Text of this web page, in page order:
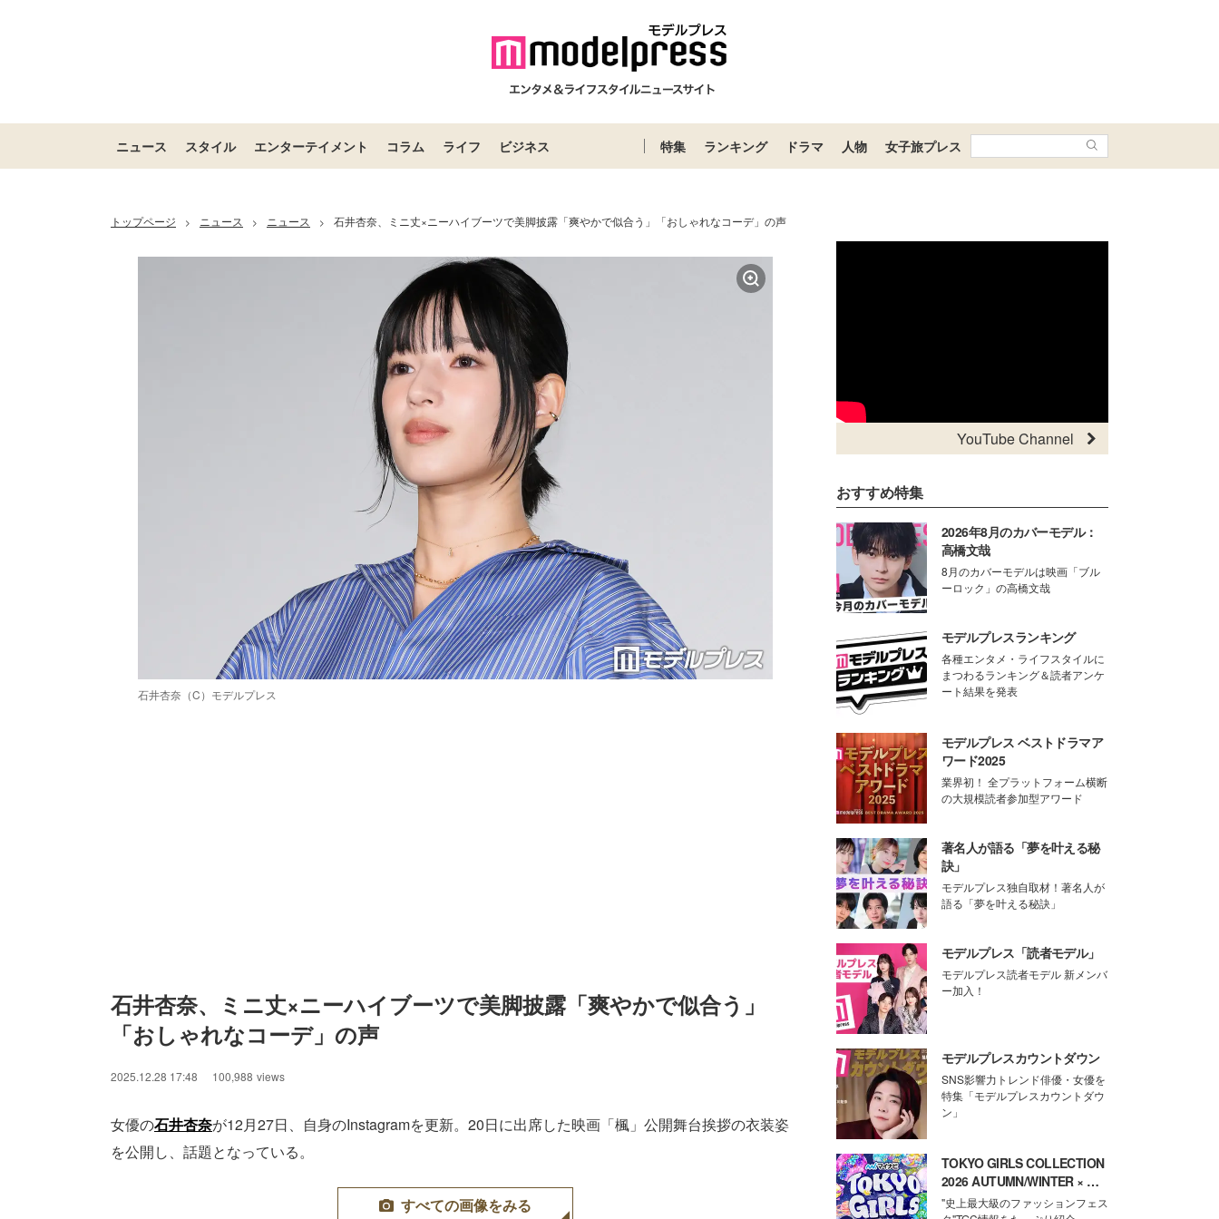
ニュース スタイル エンターテイメント コラム ライフ ビジネス 特集 ランキング ドラマ 人物 女子旅プレス
トップページ > ニュース > ニュース > 石井杏奈、ミニ丈×ニーハイブーツで美脚披露「爽やかで似合う」「おしゃれなコーデ」の声
石井杏奈（C）モデルプレス
石井杏奈、ミニ丈×ニーハイブーツで美脚披露「爽やかで似合う」
「おしゃれなコーデ」の声
2025.12.28 17:48 100,988 views
女優の石井杏奈が12月27日、自身のInstagramを更新。20日に出席した映画「楓」公開舞台挨拶の衣装姿
を公開し、話題となっている。
すべての画像をみる
YouTube Channel
おすすめ特集
2026年8月のカバーモデル：
高橋文哉
8月のカバーモデルは映画「ブル
ーロック」の高橋文哉
モデルプレスランキング
各種エンタメ・ライフスタイルに
まつわるランキング＆読者アンケ
ート結果を発表
モデルプレス ベストドラマア
ワード2025
業界初！ 全プラットフォーム横断
の大規模読者参加型アワード
著名人が語る「夢を叶える秘
訣」
モデルプレス独自取材！著名人が
語る「夢を叶える秘訣」
モデルプレス「読者モデル」
モデルプレス読者モデル 新メンバ
ー加入！
モデルプレスカウントダウン
SNS影響力トレンド俳優・女優を
特集「モデルプレスカウントダウ
ン」
TOKYO GIRLS COLLECTION
2026 AUTUMN/WINTER × モ
デルプレス
"史上最大級のファッションフェス